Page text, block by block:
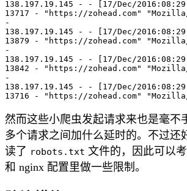
138.197.19.145 - - [17/Dec/
13717 - "https://zohead.com"
-
138.197.19.145 - - [17/Dec/
13879 - "https://zohead.com" "Mozilla/
-
138.197.19.145 - - [17/Dec/
13842 - "https://zohead.com" "Mozilla/
-
138.197.19.145 - - [17/Dec/
然而这些小爬虫发起请求来也是毫不
多个请求之间加什么延时的。不过还
读了 robots.txt 文件的，因此可以
和 nginx 配置里做一些限制。